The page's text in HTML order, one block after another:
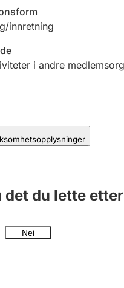
sektor
innretning
i andre
det du lette
Nei